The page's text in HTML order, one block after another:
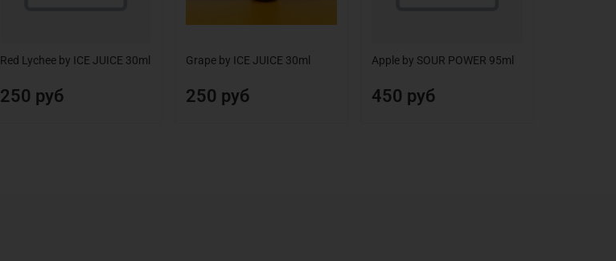
Red Lychee by ICE JUICE 30ml
250 руб
Grape by ICE JUICE 30ml
250 руб
Apple by SOUR POWER 95ml
450 руб